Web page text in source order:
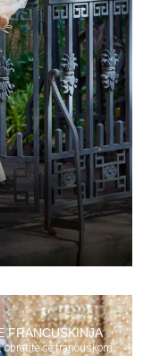
FRANCUSKINJA
obratite se francuskom